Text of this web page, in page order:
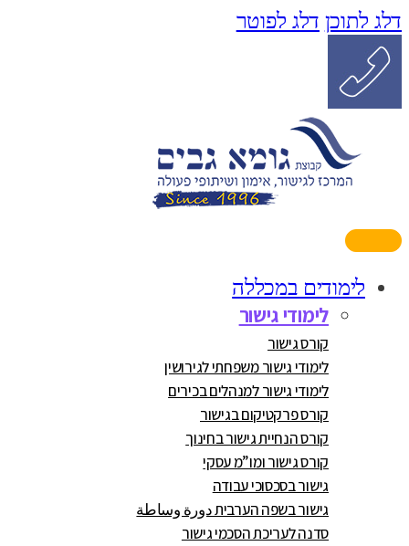
דלג לתוכן דלג לפוטר
לימודים במכללה
לימודי גישור
קורס גישור
לימודי גישור משפחתי לגירושין
לימודי גישור למנהלים בכירים
קורס פרקטיקום בגישור
קורס הנחיית גישור בחינוך
קורס גישור ומו”מ עסקי
גישור בסכסוכי עבודה
גישור בשפה הערבית دورة وساطة
סדנה לעריכת הסכמי גישור